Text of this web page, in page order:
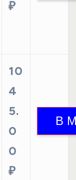
₽
10
4
5.
0
0
₽